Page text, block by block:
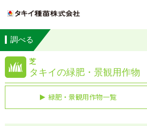
調べる
芝
タキイの緑肥・景観用作物
緑肥・景観用作物一覧